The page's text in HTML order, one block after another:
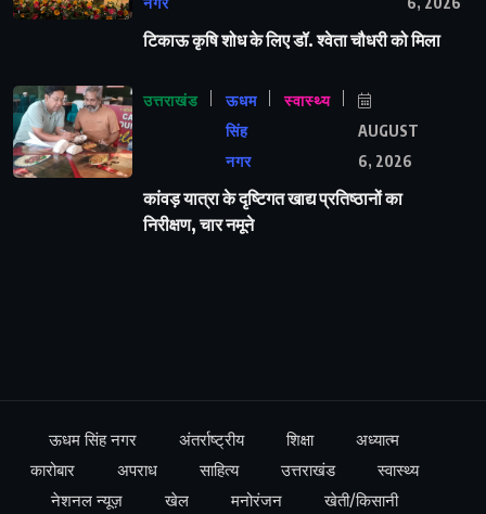
टिकाऊ कृषि शोध के लिए डॉ. श्वेता चौधरी को मिला
उत्तराखंड
ऊधम
सिंह
नगर
स्वास्थ्य
AUGUST
6, 2026
कांवड़ यात्रा के दृष्टिगत खाद्य प्रतिष्ठानों का
निरीक्षण, चार नमूने
ऊधम सिंह नगर अंतर्राष्ट्रीय शिक्षा
अध्यात्म
कारोबार
अपराध साहित्य उत्तराखंड
स्वास्थ्य
नेशनल न्यूज़
खेल मनोरंजन
खेती/किसानी